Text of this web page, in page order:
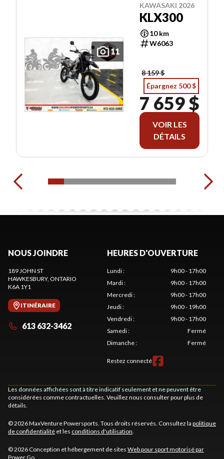
11
KAWASAKI 2026
KLX300
10 km
W6063
8 159 $
Épargnez 500 $
7 659 $
VOIR LES
DÉTAILS
NOUS JOINDRE
189 JOHN ST
HAWKESBURY, ONTARIO
K6A 1Y1
ITINÉRAIRE
613 632-3462
HEURES D'OUVERTURE
Lundi:
9h00 - 17h00
Mardi:
9h00 - 17h00
Mercredi:
9h00 - 17h00
Jeudi:
9h00 - 19h00
Vendredi:
9h00 - 17h00
Samedi:
Fermé
Dimanche: Fermé
Restez connecté
Les données affichées sont à titre indicatif seulement et ne peuvent être
considérées comme contractuelles. Veuillez nous consulter pour plus de
détails.
© 2026 MaxVenture Powersports. Tous droits réservés. Consultez la politique
de confidentialité et les conditions d'utilisation
© 2026 Conception et hébergement de sites Web pour sport motorisé par
Power Go